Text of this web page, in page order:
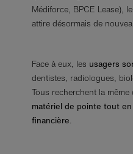
Médiforce, BPCE Lease),
attire désormais de
Face à eux, les usagers
dentistes, radiologues,
Tous recherchent la
matériel de pointe tout
financière.